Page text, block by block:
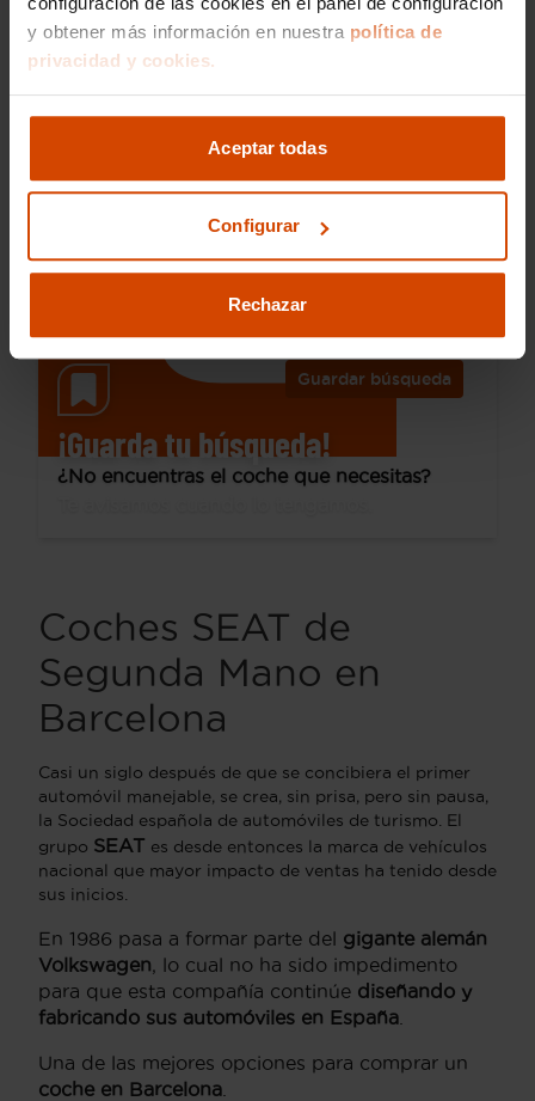
y obtener más información en nuestra política de
privacidad y cookies.
Aceptar todas
Configurar
Rechazar
15.690 €
1.0 TSI 81kW (110CV) DSG FR XL
Automática
Guardar búsqueda
¡Guarda tu búsqueda!
¿No encuentras el coche que necesitas?
Coches SEAT de
Segunda Mano en
Barcelona
Casi un siglo después de que se concibiera el primer
automóvil manejable, se crea, sin prisa, pero sin pausa,
la Sociedad española de automóviles de turismo. El
grupo SEAT es desde entonces la marca de vehículos
nacional que mayor impacto de ventas ha tenido desde
sus inicios.
En 1986 pasa a formar parte del gigante alemán
Volkswagen , lo cual no ha sido impedimento
para que esta compañía continúe diseñando y
fabricando sus automóviles en España
Una de las mejores opciones para comprar un
coche en Barcelona